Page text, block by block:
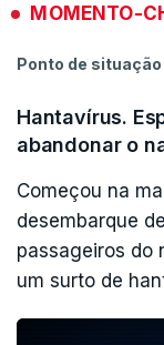
Con rigor científico,
— Pedro
2026
MOMENTO-
Ponto de situação
Hantavírus.
abandonar o
Começou na
desembarque
passageiros do
um surto de